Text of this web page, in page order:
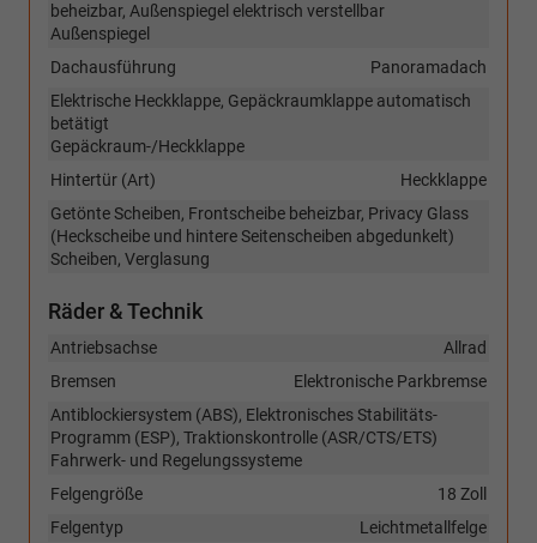
beheizbar, Außenspiegel elektrisch verstellbar
Außenspiegel
Panoramadach
Dachausführung
Elektrische Heckklappe, Gepäckraumklappe automatisch
betätigt
Gepäckraum-/Heckklappe
Heckklappe
Hintertür (Art)
Getönte Scheiben, Frontscheibe beheizbar, Privacy Glass
(Heckscheibe und hintere Seitenscheiben abgedunkelt)
Scheiben, Verglasung
Räder & Technik
Allrad
Antriebsachse
Elektronische Parkbremse
Bremsen
Antiblockiersystem (ABS), Elektronisches Stabilitäts-
Programm (ESP), Traktionskontrolle (ASR/CTS/ETS)
Fahrwerk- und Regelungssysteme
18 Zoll
Felgengröße
Leichtmetallfelge
Felgentyp